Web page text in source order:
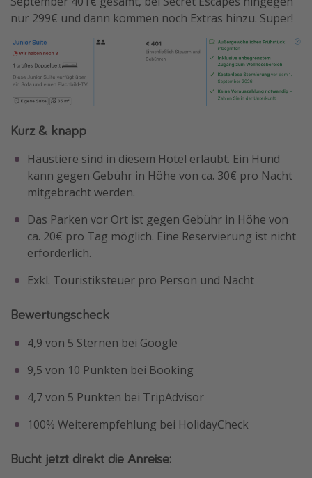
nur 299€ und dann kommen noch Extras hinzu. Super!
Kurz & knapp
Haustiere sind in diesem Hotel erlaubt. Ein Hund
kann gegen Gebühr in Höhe von ca. 30€ pro Nacht
mitgebracht werden.
Das Parken vor Ort ist gegen Gebühr in Höhe von
ca. 20€ pro Tag möglich. Eine Reservierung ist nicht
erforderlich.
Exkl. Touristiksteuer pro Person und Nacht
Bewertungscheck
4,9 von 5 Sternen bei Google
9,5 von 10 Punkten bei Booking
4,7 von 5 Punkten bei TripAdvisor
100% Weiterempfehlung bei HolidayCheck
Bucht jetzt direkt die Anreise: